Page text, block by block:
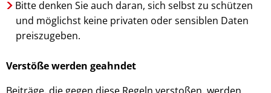
Bitte denken Sie auch daran, sich selbst zu schützen
und möglichst keine privaten oder sensiblen Daten
preiszugeben.
Verstöße werden geahndet